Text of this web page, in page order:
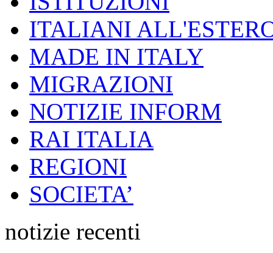
ITALIANI
MADE IN ITALY
MIGRAZIONI
NOTIZIE INFORM
RAI ITALIA
REGIONI
SOCIETA’
notizie recenti